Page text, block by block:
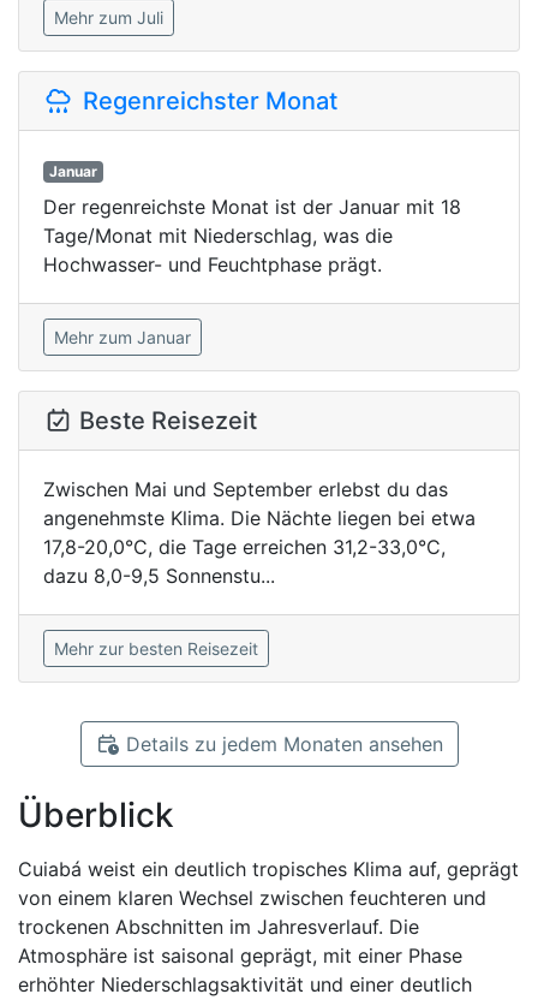
Mehr zum Juli
Regenreichster Monat
Januar
Der regenreichste Monat ist der Januar mit 18
Tage/Monat mit Niederschlag, was die
Hochwasser- und Feuchtphase prägt.
Mehr zum Januar
Beste Reisezeit
Zwischen Mai und September erlebst du das
angenehmste Klima. Die Nächte liegen bei etwa
17,8-20,0°C, die Tage erreichen 31,2-33,0°C,
dazu 8,0-9,5 Sonnenstu...
Mehr zur besten Reisezeit
Details zu jedem Monaten ansehen
Überblick
Cuiabá weist ein deutlich tropisches Klima auf, geprägt
von einem klaren Wechsel zwischen feuchteren und
trockenen Abschnitten im Jahresverlauf. Die
Atmosphäre ist saisonal geprägt, mit einer Phase
erhöhter Niederschlagsaktivität und einer deutlich